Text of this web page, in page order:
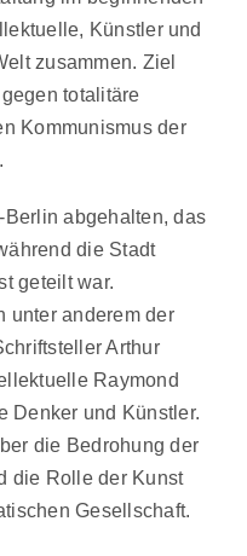
Künstler und
zusammen. Ziel
totalitäre
Kommunismus der
abgehalten, das
die Stadt
geteilt war.
unter anderem der
Arthur
Raymond
Denker und Künstler.
die Bedrohung der
die Rolle der Kunst
Gesellschaft.